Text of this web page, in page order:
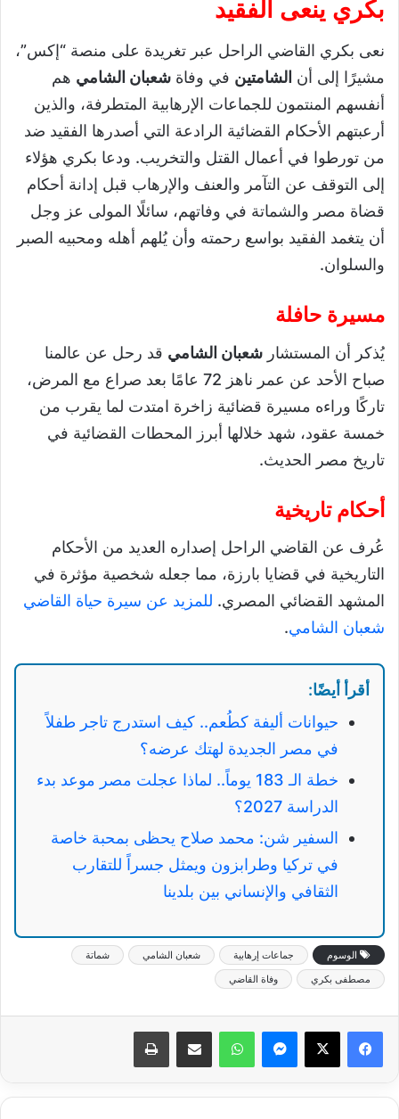
بكري ينعى الفقيد
نعى بكري القاضي الراحل عبر تغريدة على منصة “إكس”،
مشيرًا إلى أن الشامتين في وفاة شعبان الشامي هم
أنفسهم المنتمون للجماعات الإرهابية المتطرفة، والذين
أرعبتهم الأحكام القضائية الرادعة التي أصدرها الفقيد ضد
من تورطوا في أعمال القتل والتخريب. ودعا بكري هؤلاء
إلى التوقف عن التآمر والعنف والإرهاب قبل إدانة أحكام
قضاة مصر والشماتة في وفاتهم، سائلًا المولى عز وجل
أن يتغمد الفقيد بواسع رحمته وأن يُلهم أهله ومحبيه الصبر
والسلوان.
مسيرة حافلة
يُذكر أن المستشار شعبان الشامي قد رحل عن عالمنا
صباح الأحد عن عمر ناهز 72 عامًا بعد صراع مع المرض،
تاركًا وراءه مسيرة قضائية زاخرة امتدت لما يقرب من
خمسة عقود، شهد خلالها أبرز المحطات القضائية في
تاريخ مصر الحديث.
أحكام تاريخية
عُرف عن القاضي الراحل إصداره العديد من الأحكام
التاريخية في قضايا بارزة، مما جعله شخصية مؤثرة في
المشهد القضائي المصري. للمزيد عن سيرة حياة القاضي
شعبان الشامي.
أقرأ أيضًا:
حيوانات أليفة كطُعم.. كيف استدرج تاجر طفلاً
في مصر الجديدة لهتك عرضه؟
خطة الـ 183 يوماً.. لماذا عجلت مصر موعد بدء
الدراسة 2027؟
السفير شن: محمد صلاح يحظى بمحبة خاصة
في تركيا وطرابزون ويمثل جسراً للتقارب
الثقافي والإنساني بين بلدينا
الوسوم جماعات إرهابية شعبان الشامي
شماتة
مصطفى بكري
وفاة القاضي
ماسنجر واتساب مشاركة عبر البريد طباعة